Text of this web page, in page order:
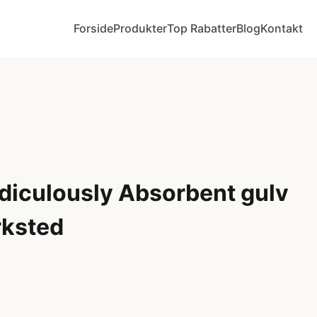
ForsideProdukterTop RabatterBlogKontakt
Absorbent gulv